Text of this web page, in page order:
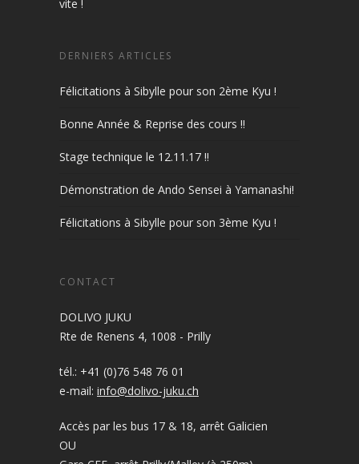
vite !
DERNIERS ARTICLES
Félicitations à Sibylle pour son 2ème Kyu !
Bonne Année & Reprise des cours !!
Stage technique le 12.11.17 !!
Démonstration de Ando Sensei à Yamanashi!
Félicitations à Sibylle pour son 3ème Kyu !
CONTACT
DOLIVO JUKU
Rte de Renens 4, 1008 - Prilly
tél.: +41 (0)76 548 76 01
e-mail: info@dolivo-juku.ch
Accès par les bus 17 & 18, arrêt Galicien
OU